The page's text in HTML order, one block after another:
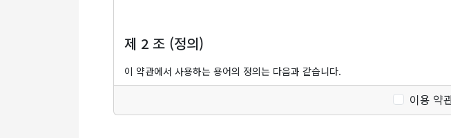
제 2 조 (정의)
이 약관에서 사용하는 용어의 정의는 다음과 같습니다.
① "서비스"라 함은 구현되는 단말기(PC, TV, 휴대형단말기 등의 각종 유무선
② "회원"이라 함은 "학교"의 "서비스"에 접속하여 이 약관에 따라 "학교"와 이
이용 약